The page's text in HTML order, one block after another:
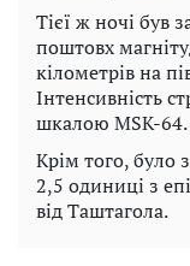
Тієї ж ночі був
поштовх
кілометрів на
Інтенсивність
шкалою MSK-64.
Крім того, було
2,5 одиниці з
від Таштагола.